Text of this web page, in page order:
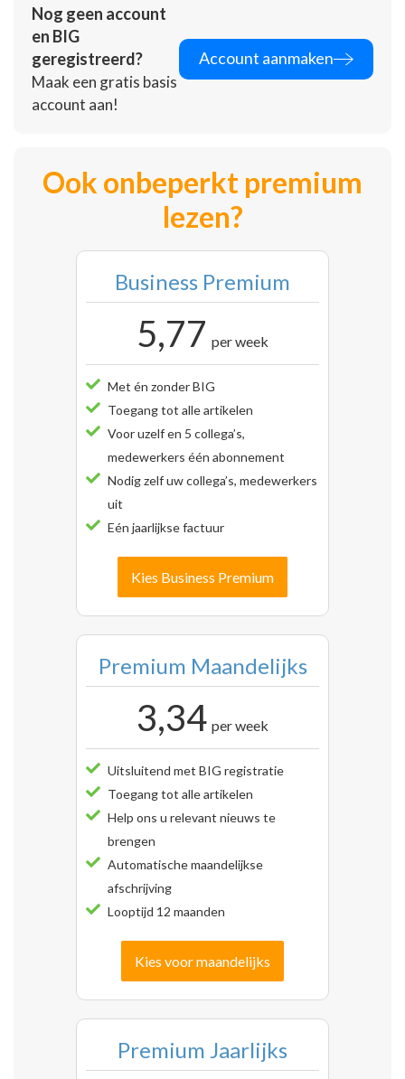
Nog geen account
en BIG
geregistreerd?
Maak een gratis basis
account aan!
Account aanmaken
Ook onbeperkt premium
lezen?
Business Premium
5,77 per week
Met én zonder BIG
Toegang tot alle artikelen
Voor uzelf en 5 collega’s,
medewerkers één abonnement
Nodig zelf uw collega’s, medewerkers
uit
Eén jaarlijkse factuur
Kies Business Premium
Premium Maandelijks
3,34 per week
Uitsluitend met BIG registratie
Toegang tot alle artikelen
Help ons u relevant nieuws te
brengen
Automatische maandelijkse
afschrijving
Looptijd 12 maanden
Kies voor maandelijks
Premium Jaarlijks